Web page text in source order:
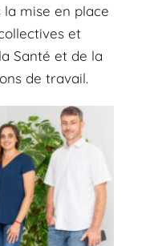
la mise en place
et
Santé et de la
de travail.